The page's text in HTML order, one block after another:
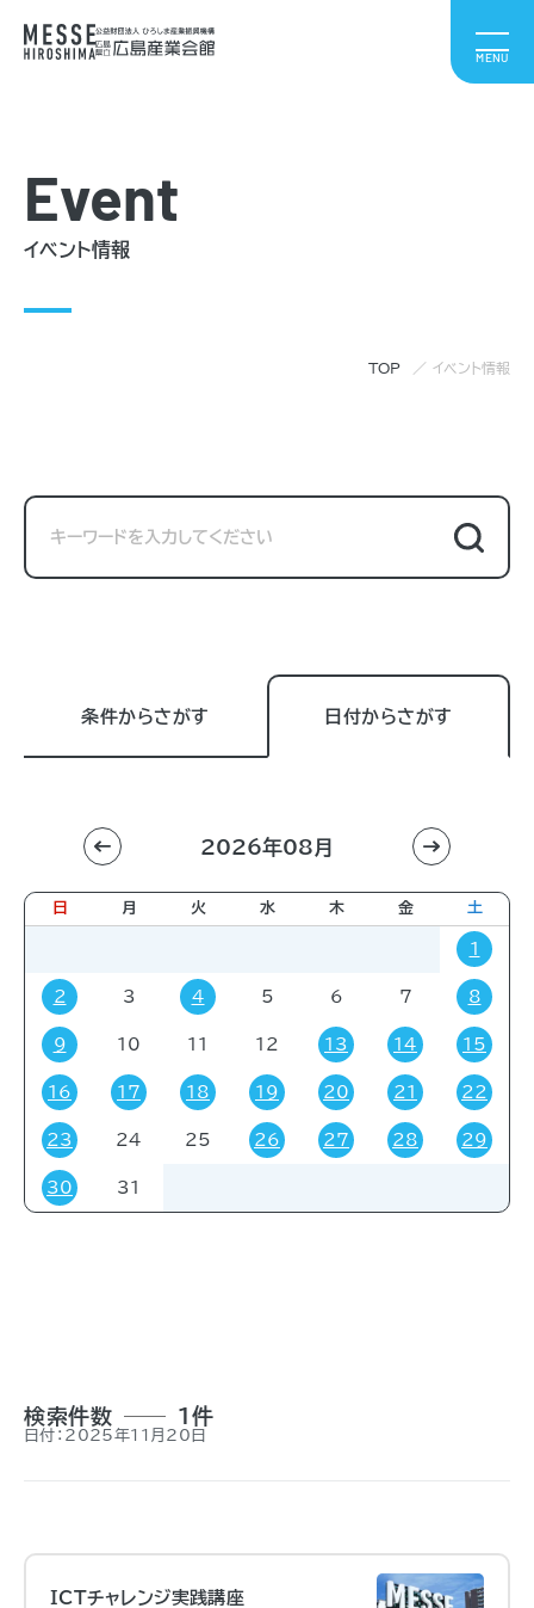
Event
イベント情報
TOP イベント情報
条件からさがす 日付からさがす
利用目的
すべて 進学相談会 講習会
販売会 展示会 イベント コミック・ゲーム
その他
対象者
すべて
2026年08月
日 月 火 水 木 金 土
1
2 3 4 5 6 7 8
9 10 11 12 13 14 15
16 17 18 19 20 21 22
23 24 25 26 27 28 29
30 31
検索件数 1件
日付：2025年11月20日
ICTチャレンジ実践講座